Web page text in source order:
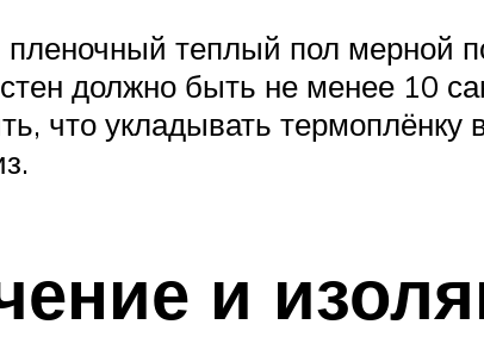
теплый пол мерной
должно быть не менее 10
что укладывать термоплёнку
и